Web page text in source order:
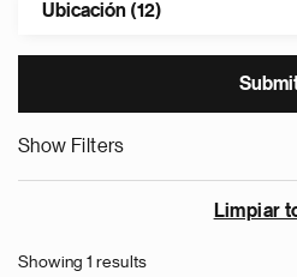
Ubicación (12)
Show Filters
Limpiar
Showing 1 results